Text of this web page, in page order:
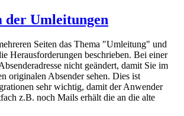
der Umleitungen
Seiten das Thema "Umleitung" und
Herausforderungen beschrieben. Bei einer
nicht geändert, damit Sie im
originalen Absender sehen. Dies ist
sehr wichtig, damit der Anwender
z.B. noch Mails erhält die an die alte